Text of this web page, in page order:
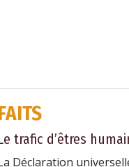
trafic d’êtres
Déclaration